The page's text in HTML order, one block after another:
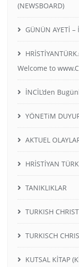
(NEWSBOARD)
GÜNÜN AYETİ –
Welcome to
İNCİL’den
YÖNETiM
AKTUEL
HRİSTİYAN
TANIKLIKLAR
TURKISH
TURKISCH
KUTSAL KİTAP